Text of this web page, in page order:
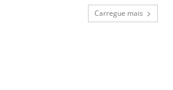
Carregue mais